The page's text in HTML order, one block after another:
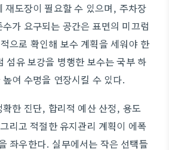
재도장이 필요할 수 있으며, 주차장
가 요구되는 공간은 표면의 미끄럼
으로 확인해 보수 계획을 세워야 한
섬유 보강을 병행한 보수는 국부 하
여 수명을 연장시킬 수 있다.
한 진단, 합리적 예산 산정, 용도
리고 적절한 유지관리 계획이 에폭
좌우한다. 실무에서는 작은 선택들